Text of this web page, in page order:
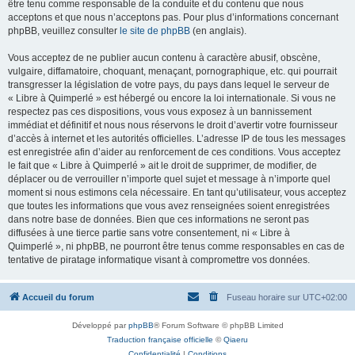
être tenu comme responsable de la conduite et du contenu que nous
acceptons et que nous n’acceptons pas. Pour plus d’informations concernant
phpBB, veuillez consulter le site de phpBB (en anglais).
Vous acceptez de ne publier aucun contenu à caractère abusif, obscène,
vulgaire, diffamatoire, choquant, menaçant, pornographique, etc. qui pourrait
transgresser la législation de votre pays, du pays dans lequel le serveur de
« Libre à Quimperlé » est hébergé ou encore la loi internationale. Si vous ne
respectez pas ces dispositions, vous vous exposez à un bannissement
immédiat et définitif et nous nous réservons le droit d’avertir votre fournisseur
d’accès à internet et les autorités officielles. L’adresse IP de tous les messages
est enregistrée afin d’aider au renforcement de ces conditions. Vous acceptez
le fait que « Libre à Quimperlé » ait le droit de supprimer, de modifier, de
déplacer ou de verrouiller n’importe quel sujet et message à n’importe quel
moment si nous estimons cela nécessaire. En tant qu’utilisateur, vous acceptez
que toutes les informations que vous avez renseignées soient enregistrées
dans notre base de données. Bien que ces informations ne seront pas
diffusées à une tierce partie sans votre consentement, ni « Libre à
Quimperlé », ni phpBB, ne pourront être tenus comme responsables en cas de
tentative de piratage informatique visant à compromettre vos données.
Accueil du forum Fuseau horaire sur UTC+02:00
Développé parphpBB® Forum Software © phpBB Limited
Traduction française officielle ©Qiaeru